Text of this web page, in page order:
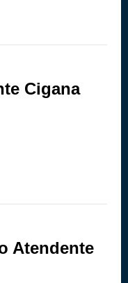
Cigana
Atendente